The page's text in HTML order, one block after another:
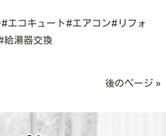
エコキュート#エアコン#リフォ
湯器交換
後のページ »